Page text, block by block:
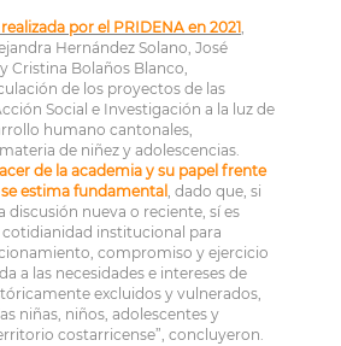
por el PRIDENA en 2021,
Hernández Solano, José
Cristina Bolaños Blanco,
de los proyectos de las
Social e Investigación a la luz de
humano cantonales,
de niñez y adolescencias.
de la academia y su papel frente
estima fundamental , dado que, si
discusión nueva o reciente, sí es
cotidianidad institucional para
compromiso y ejercicio
a las necesidades e intereses de
excluidos y vulnerados,
niñas, niños, adolescentes y
costarricense”, concluyeron.